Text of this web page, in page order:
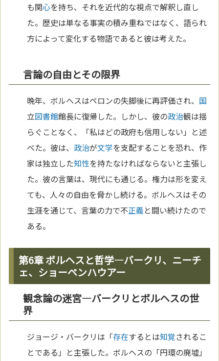
も関心を持ち、それを近代的な視点で解釈し直し
た。歴史は単なる事実の積み重ねではなく、語られ
方によって変化する物語であると彼は考えた。
言論の自由とその限界
晩年、ボルヘスはペロンの失脚後に再評価され、 国
立図書館館長に復帰した。しかし、彼の政治観は揺
らぐことなく、「私はどの政府も信用しない」と述
べた。彼は、 政治が文学を支配することを恐れ、作
家は独立した知性を持たなければならないと主張し
た。彼の言葉は、現代にも通じる。権力は形を変え
ても、人々の自由を脅かし続ける。ボルヘスはその
生涯を通じて、言葉の力で不正義と闘い続けたので
ある。
第6章 ボルヘスと哲学—バークリ、ニーチ
ェ、ショーペンハウアー
観念論の迷宮—バークリとボルヘスの世
界
ジョージ・バークリは「存在するとは知覚されるこ
とである」と主張した。ボルヘスの「円環の廃墟」